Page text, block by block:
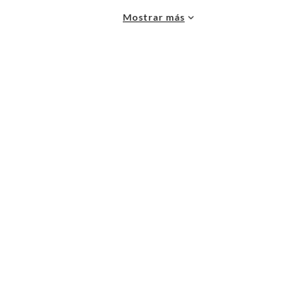
Mostrar más